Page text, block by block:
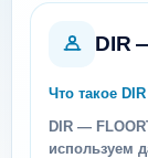
DIR
Что такое
DIR —
используем